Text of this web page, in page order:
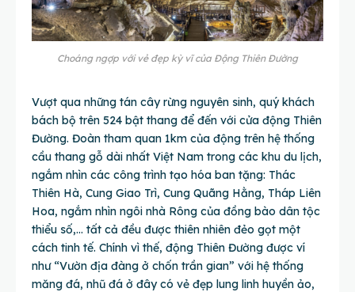
Choáng ngợp với vẻ đẹp kỳ vĩ của Động Thiên Đường
Vượt qua những tán cây rừng nguyên sinh, quý khách
bách bộ trên 524 bật thang để đến với cửa động Thiên
Đường. Đoàn tham quan 1km của động trên hệ thống
cầu thang gỗ dài nhất Việt Nam trong các khu du lịch,
ngắm nhìn các công trình tạo hóa ban tặng: Thác
Thiên Hà, Cung Giao Trì, Cung Quãng Hằng, Tháp Liên
Hoa, ngắm nhìn ngôi nhà Rông của đồng bào dân tộc
thiểu số,… tất cả đều được thiên nhiên đẻo gọt một
cách tinh tế. Chính vì thế, động Thiên Đường được ví
như “Vườn địa đàng ở chốn trần gian” với hệ thống
măng đá, nhũ đá ở đây có vẻ đẹp lung linh huyền ảo,